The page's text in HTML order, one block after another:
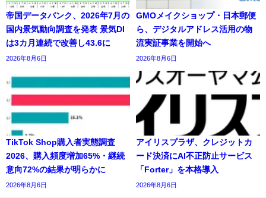
帝国データバンク、2026年7月の
国内景気動向調査を発表 景気DI
は3カ月連続で改善し43.6に
2026年8月6日
GMOメイクショップ・日本郵便
ら、デジタルアドレス活用の物
流実証事業を開始へ
2026年8月6日
TikTok Shop購入者実態調査
2026、購入頻度増加65%・継続
意向72%の結果が明らかに
2026年8月6日
アイリスプラザ、クレジットカ
ード決済にAI不正防止サービス
「Forter」を本格導入
2026年8月6日